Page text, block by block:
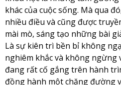
khác của cuộc sống. Mà qua
nhiều điều và cũng được
mài mò, sáng tạo những bài
Là sự kiên trì bền bỉ không
nghiêm khắc và không ngừng
đang rất cố gắng trên hành
đồng hành một chặng đường